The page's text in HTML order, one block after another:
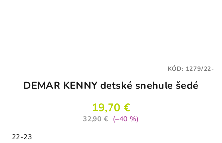
DEMAR KENNY detské snehule šedé
19,70 €
32,90 €
(–40 %)
22-23
KÓD: 1279/22-